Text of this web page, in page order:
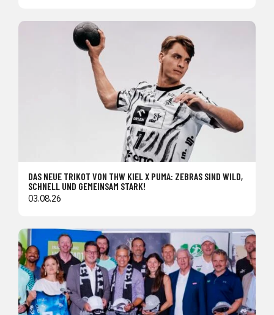
DAS NEUE TRIKOT VON THW KIEL X PUMA: ZEBRAS SIND WILD,
SCHNELL UND GEMEINSAM STARK!
03.08.26